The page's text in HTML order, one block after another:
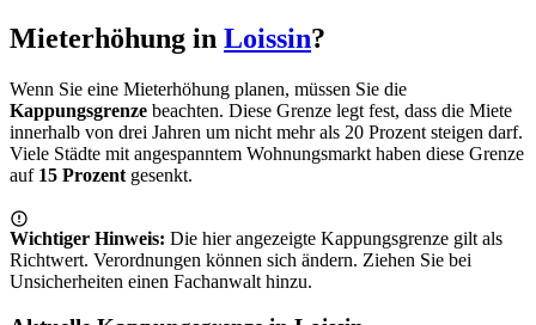
Mieterhöhung in Loissin?
Wenn Sie eine Mieterhöhung planen, müssen Sie die
Kappungsgrenze beachten. Diese Grenze legt fest, dass die Miete
innerhalb von drei Jahren um nicht mehr als 20 Prozent steigen darf.
Viele Städte mit angespanntem Wohnungsmarkt haben diese Grenze
auf 15 Prozent gesenkt.
Wichtiger Hinweis: Die hier angezeigte Kappungsgrenze gilt als
Richtwert. Verordnungen können sich ändern. Ziehen Sie bei
Unsicherheiten einen Fachanwalt hinzu.